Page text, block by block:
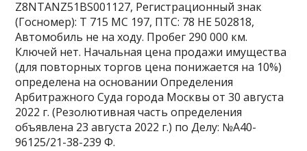
Z8NTANZ51BS001127, Регистрационный знак
(Госномер): Т 715 МС 197, ПТС: 78 НЕ 502818,
Автомобиль не на ходу. Пробег 290 000 км.
Ключей нет. Начальная цена продажи имущества
(для повторных торгов цена понижается на 10%)
определена на основании Определения
Арбитражного Суда города Москвы от 30 августа
2022 г. (Резолютивная часть определения
объявлена 23 августа 2022 г.) по Делу: №А40-
96125/21-38-239 Ф.